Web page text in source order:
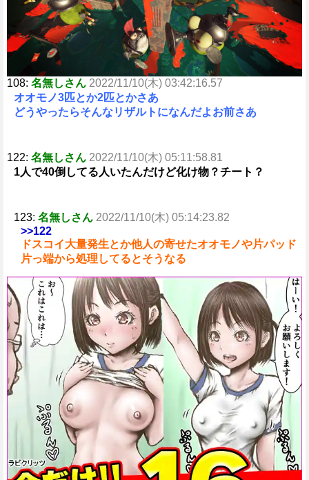
108: 名無しさん 2022/11/10(木) 03:42:16.57
オオモノ3匹とか2匹とかさあ
どうやったらそんなリザルトになんだよお前さあ
122: 名無しさん 2022/11/10(木) 05:11:58.81
1人で40倒してる人いたんだけど化け物？チート？
123: 名無しさん 2022/11/10(木) 05:14:23.82
>>122
ドスコイ大量発生とか他人の寄せたオオモノや片パッド
片っ端から処理してるとそうなる